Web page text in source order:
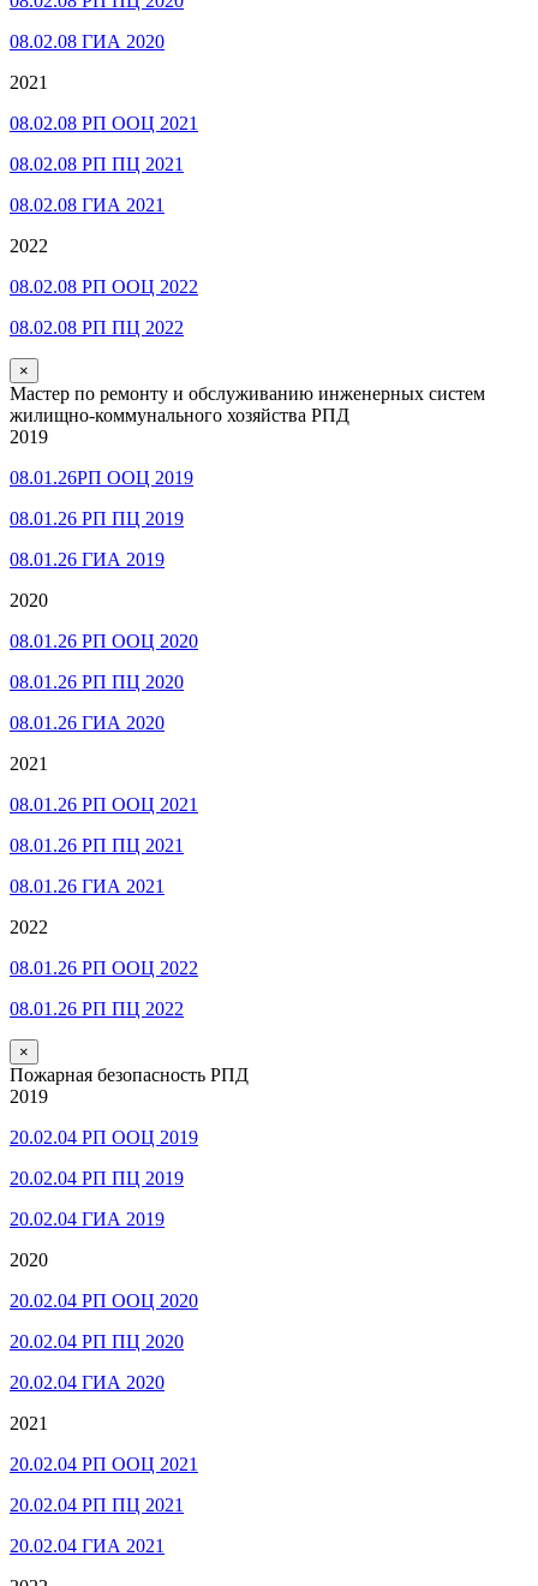
08.02.08 ГИА 2020
2021
08.02.08 РП ООЦ 2021
08.02.08 РП ПЦ 2021
08.02.08 ГИА 2021
2022
08.02.08 РП ООЦ 2022
08.02.08 РП ПЦ 2022
×
Мастер по ремонту и обслуживанию инженерных систем
жилищно-коммунального хозяйства РПД
2019
08.01.26РП ООЦ 2019
08.01.26 РП ПЦ 2019
08.01.26 ГИА 2019
2020
08.01.26 РП ООЦ 2020
08.01.26 РП ПЦ 2020
08.01.26 ГИА 2020
2021
08.01.26 РП ООЦ 2021
08.01.26 РП ПЦ 2021
08.01.26 ГИА 2021
2022
08.01.26 РП ООЦ 2022
08.01.26 РП ПЦ 2022
×
Пожарная безопасность РПД
2019
20.02.04 РП ООЦ 2019
20.02.04 РП ПЦ 2019
20.02.04 ГИА 2019
2020
20.02.04 РП ООЦ 2020
20.02.04 РП ПЦ 2020
20.02.04 ГИА 2020
2021
20.02.04 РП ООЦ 2021
20.02.04 РП ПЦ 2021
20.02.04 ГИА 2021